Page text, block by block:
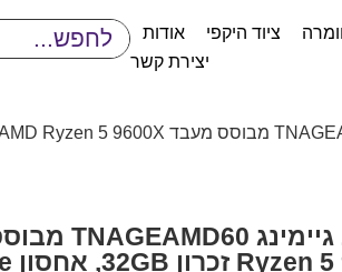
ציוד היקפי
אודות
יצירת קשר